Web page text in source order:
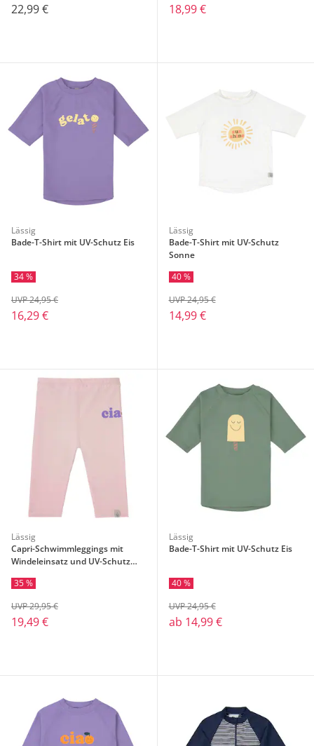
22,99 € 18,99 €
Lässig
Bade-T-Shirt mit UV-Schutz Eis
34 %
16,29 €
UVP 24,95 €
Lässig
Bade-T-Shirt mit UV-Schutz
Sonne
40 %
14,99 €
UVP 24,95 €
Lässig
Capri-Schwimmleggings mit
Windeleinsatz und UV-Schutz
35 %
19,49 €
UVP 29,95 €
Lässig
Bade-T-Shirt mit UV-Schutz Eis
40 %
ab 14,99 €
UVP 24,95 €